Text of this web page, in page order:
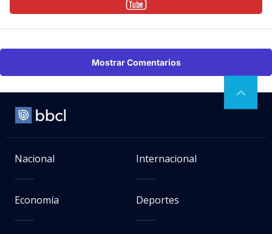
Mostrar Comentarios
Nacional Internacional
Economía Deportes